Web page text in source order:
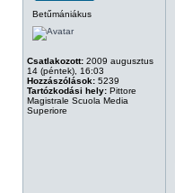
Betűmániákus
Csatlakozott: 2009 augusztus
14 (péntek), 16:03
Hozzászólások: 5239
Tartózkodási hely: Pittore
Magistrale Scuola Media
Superiore